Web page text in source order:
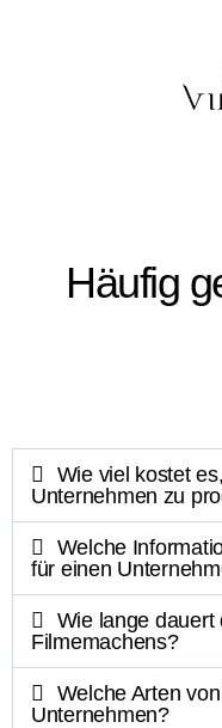
Häufig
Wie viel kostet
Unternehmen zu
Welche
für einen
Wie lange dauert
Filmemachens?
Welche Arten
Unternehmen?